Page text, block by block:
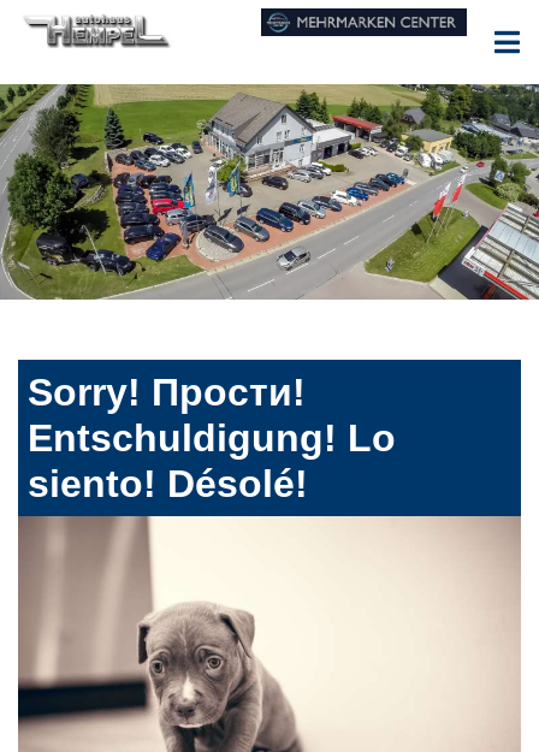
Sorry! Прости!
Entschuldigung! Lo
siento! Désolé!